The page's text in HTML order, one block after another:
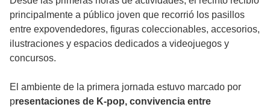
principalmente a público joven que recorrió los pasillos
entre expovendedores, figuras coleccionables, accesorios,
ilustraciones y espacios dedicados a videojuegos y
concursos.
El ambiente de la primera jornada estuvo marcado por
presentaciones de K-pop, convivencia entre